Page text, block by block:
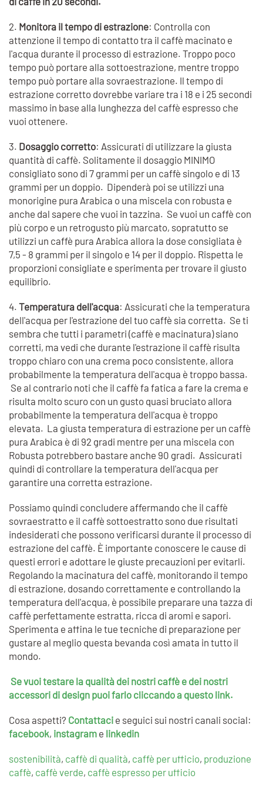
2. Monitora il tempo di estrazione: Controlla con
attenzione il tempo di contatto tra il caffè macinato e
l'acqua durante il processo di estrazione. Troppo poco
tempo può portare alla sottoestrazione, mentre troppo
tempo può portare alla sovraestrazione. Il tempo di
estrazione corretto dovrebbe variare tra i 18 e i 25 secondi
massimo in base alla lunghezza del caffè espresso che
vuoi ottenere.
3. Dosaggio corretto: Assicurati di utilizzare la giusta
quantità di caffè. Solitamente il dosaggio MINIMO
consigliato sono di 7 grammi per un caffè singolo e di 13
grammi per un doppio. Dipenderà poi se utilizzi una
monorigine pura Arabica o una miscela con robusta e
anche dal sapere che vuoi in tazzina. Se vuoi un caffè con
più corpo e un retrogusto più marcato, sopratutto se
utilizzi un caffè pura Arabica allora la dose consigliata è
7,5 - 8 grammi per il singolo e 14 per il doppio. Rispetta le
proporzioni consigliate e sperimenta per trovare il giusto
equilibrio.
4. Temperatura dell'acqua: Assicurati che la temperatura
dell'acqua per l'estrazione del tuo caffè sia corretta. Se ti
sembra che tutti i parametri (caffè e macinatura) siano
corretti, ma vedi che durante l'estrazione il caffè risulta
troppo chiaro con una crema poco consistente, allora
probabilmente la temperatura dell'acqua è troppo bassa.
Se al contrario noti che il caffè fa fatica a fare la crema e
risulta molto scuro con un gusto quasi bruciato allora
probabilmente la temperatura dell'acqua è troppo
elevata. La giusta temperatura di estrazione per un caffè
pura Arabica è di 92 gradi mentre per una miscela con
Robusta potrebbero bastare anche 90 gradi. Assicurati
quindi di controllare la temperatura dell'acqua per
garantire una corretta estrazione.
Possiamo quindi concludere affermando che il caffè
sovraestratto e il caffè sottoestratto sono due risultati
indesiderati che possono verificarsi durante il processo di
estrazione del caffè. È importante conoscere le cause di
questi errori e adottare le giuste precauzioni per evitarli.
Regolando la macinatura del caffè, monitorando il tempo
di estrazione, dosando correttamente e controllando la
temperatura dell'acqua, è possibile preparare una tazza di
caffè perfettamente estratta, ricca di aromi e sapori.
Sperimenta e affina le tue tecniche di preparazione per
gustare al meglio questa bevanda così amata in tutto il
mondo.
Se vuoi testare la qualità dei nostri caffè e dei nostri
accessori di design puoi farlo cliccando a questo link.
Cosa aspetti? Contattaci e seguici sui nostri canali social:
facebook, instagram e linkedin
sostenibilità, caffè di qualità, caffè per ufficio, produzione
caffè, caffè verde, caffè espresso per ufficio